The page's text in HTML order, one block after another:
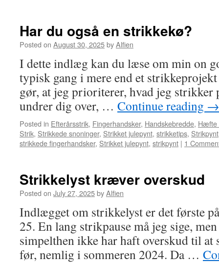
Har du også en strikkekø?
Posted on August 30, 2025byAlfien
I dette indlæg kan du læse om min on
typisk gang i mere end et
gør, at jeg prioriterer, hvad jeg
undrer dig over, … Continue reading →
Posted in Efterårsstrik, Fingerhandsker, Handskebredde, Hæfte
Strik, Strikkede snoninger, Strikket julepynt, strikketips, Strikpynt
strikkede fingerhandsker, Strikket julepynt, strikpynt | 1
Strikkelyst kræver overskud
Posted on July 27, 2025byAlfien
Indlægget om strikkelyst er det første
25. En lang strikpause må jeg sige,
simpelthen ikke har haft overskud til at
før, nemlig i sommeren 2024. Da …